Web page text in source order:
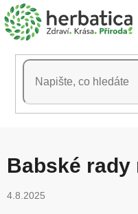
Přejít
na
obsah
Babské rady
4.8.2025